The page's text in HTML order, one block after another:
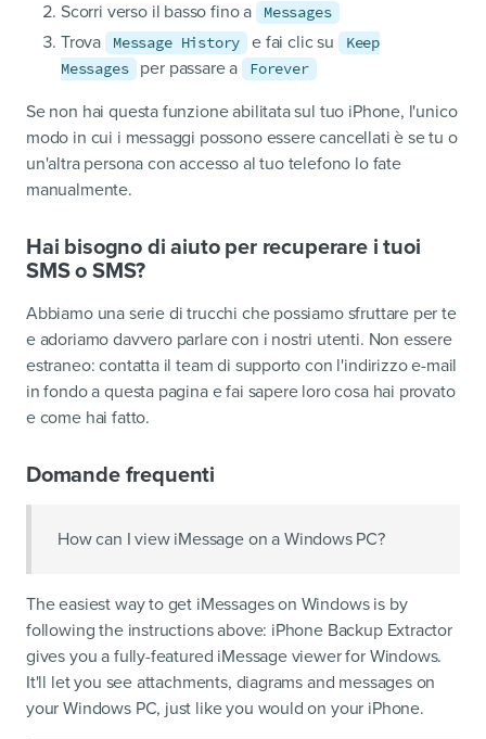
Scorri verso il basso fino a Messages
Trova Message History e fai clic su
Keep
Messages
per passare a Forever
Se non hai questa funzione abilitata sul tuo iPhone, l'unico
modo in cui i messaggi possono essere cancellati è se tu o
un'altra persona con accesso al tuo telefono lo fate
manualmente.
Hai bisogno di aiuto per recuperare i tuoi
SMS o SMS?
Abbiamo una serie di trucchi che possiamo sfruttare per te
e adoriamo davvero parlare con i nostri utenti. Non essere
estraneo: contatta il team di supporto con l'indirizzo e-mail
in fondo a questa pagina e fai sapere loro cosa hai provato
e come hai fatto.
Domande frequenti
How can I view iMessage on a Windows PC?
The easiest way to get iMessages on Windows is by
following the instructions above: iPhone Backup Extractor
gives you a fully-featured iMessage viewer for Windows.
It'll let you see attachments, diagrams and messages on
your Windows PC, just like you would on your iPhone.